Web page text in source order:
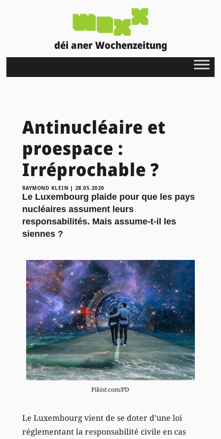
déi aner Wochenzeitung
Antinucléaire et
proespace :
Irréprochable ?
RAYMOND KLEIN | 28.05.2020
Le Luxembourg plaide pour que les pays
nucléaires assument leurs
responsabilités. Mais assume-t-il les
siennes ?
Pikist.com/PD
Le Luxembourg vient de se doter d’une loi
réglementant la responsabilité civile en cas